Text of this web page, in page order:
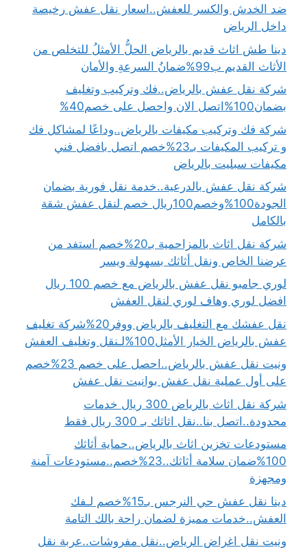
ضد الخدش والكسر للعفش..اسعار نقل عفش رخيصة
داخل الرياض
دينا طش اثاث قديم بالرياض الحلُّ الأمثلُ للتخلص من
الأثاث القديم ب99%ضمانُ السرعةِ والأمان
شركة نقل عفش بالرياض..فك وتركيب وتغليف
بضمان100%اتصل الان واحصل على خصم40%
شركة فك وتركيب مكيفات بالرياض..وداعًا لمشاكل فك
و تركيب المكيفات بـ23%خصم اتصل بافضل فني
مكيفات سبليت بالرياض
شركة نقل عفش بالدرعية..خدمة نقل فورية بضمان
الجودة100%وخصم100ريال خصم لنقل عفش شقة
بالكامل
شركة نقل اثاث بالمزاحمية بـ20%خصم استفد من
عرضنا الخاص ونقل أثاثك بسهولة ويسر
لوري جامبو نقل عفش بالرياض مع خصم 100 ريال
افضل لوري وهاف لوري لنقل العفش
نقل عفشك مع التغليف بالرياض ووفر20%شركة تغليف
عفش بالرياض الخيار الأمثل100%لـنقل وتغليف العفش
ونيت نقل عفش بالرياض..احصل على خصم 23%خصم
على أول عملية نقل عفش بوانيت نقل عفش
شركة نقل اثاث بالرياض 300 ريال خدمات
محدودة..اتصل بنا..نقل اثاثك بـ 300 ريال فقط
مستودعات تخزين اثاث بالرياض..حماية أثاثك
100%ضمان سلامة أثاثك..23%خصم..مستودعات آمنة
ومجهزة
دينا نقل عفش حي النرجس بـ15%خصم لـفك
العفش..خدمات مميزة لضمان راحة بالك التامة
ونيت نقل اغراض الرياض..نقل مفروشات..عربة نقل